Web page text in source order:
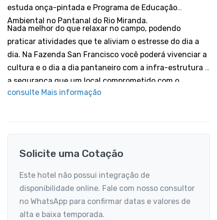
estuda onça-pintada e Programa de Educação
Ambiental no Pantanal do Rio Miranda.
Nada melhor do que relaxar no campo, podendo
praticar atividades que te aliviam o estresse do dia a
dia. Na Fazenda San Francisco você poderá vivenciar a
cultura e o dia a dia pantaneiro com a infra-estrutura e
a segurança que um local comprometido com o
Pantanal pode te oferecer.
consulte Mais informação
Solicite uma Cotação
Este hotel não possui integração de
disponibilidade online. Fale com nosso consultor
no WhatsApp para confirmar datas e valores de
alta e baixa temporada.